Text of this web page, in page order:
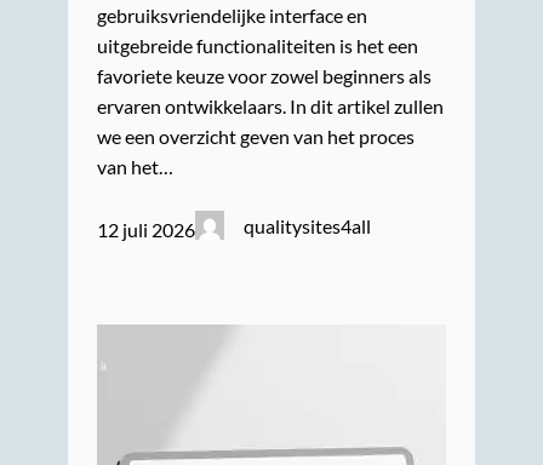
gebruiksvriendelijke interface en
uitgebreide functionaliteiten is het een
favoriete keuze voor zowel beginners als
ervaren ontwikkelaars. In dit artikel zullen
we een overzicht geven van het proces
van het…
12 juli 2026 qualitysites4all